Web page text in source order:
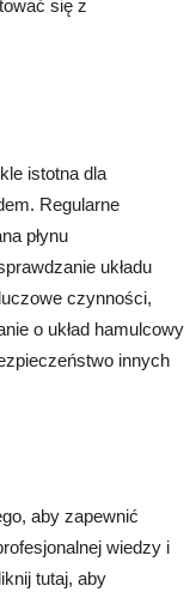
się z
istotna dla
Regularne
płynu
układu
czynności,
o układ hamulcowy
innych
aby zapewnić
wiedzy i
tutaj, aby